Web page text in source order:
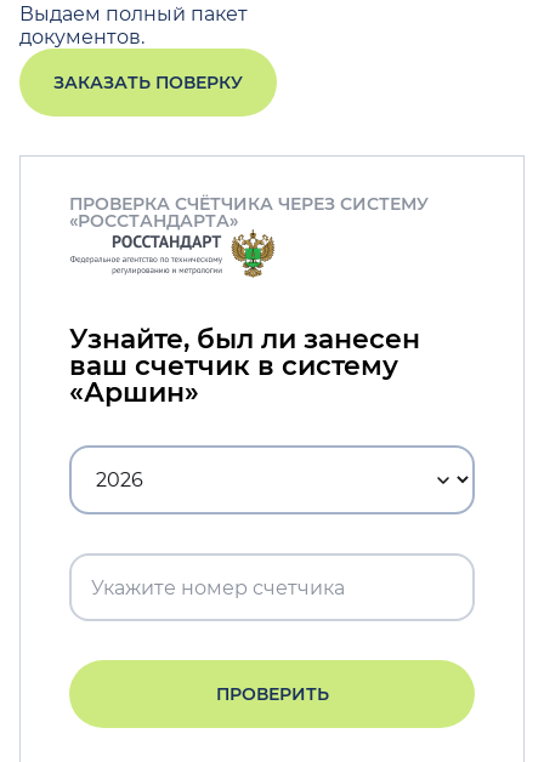
Выдаем полный пакет
документов.
ЗАКАЗАТЬ ПОВЕРКУ
ПРОВЕРКА СЧЁТЧИКА ЧЕРЕЗ СИСТЕМУ
«РОССТАНДАРТА»
Узнайте, был ли занесен
ваш счетчик в систему
«Аршин»
ПРОВЕРИТЬ